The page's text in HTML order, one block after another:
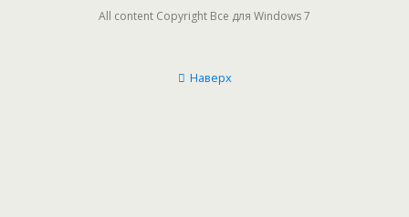
All content Copyright Все для Windows 7
Наверх